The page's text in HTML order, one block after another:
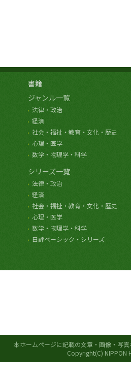
書籍
ジャンル一覧
法律・政治
経済
社会・福祉・教育・文化・歴史
心理・医学
数学・物理学・科学
シリーズ一覧
法律・政治
経済
社会・福祉・教育・文化・歴史
心理・医学
数学・物理学・科学
日評ベーシック・シリーズ
本ホームページに記載の文章・画像・写
Copyright(C) NIPPON